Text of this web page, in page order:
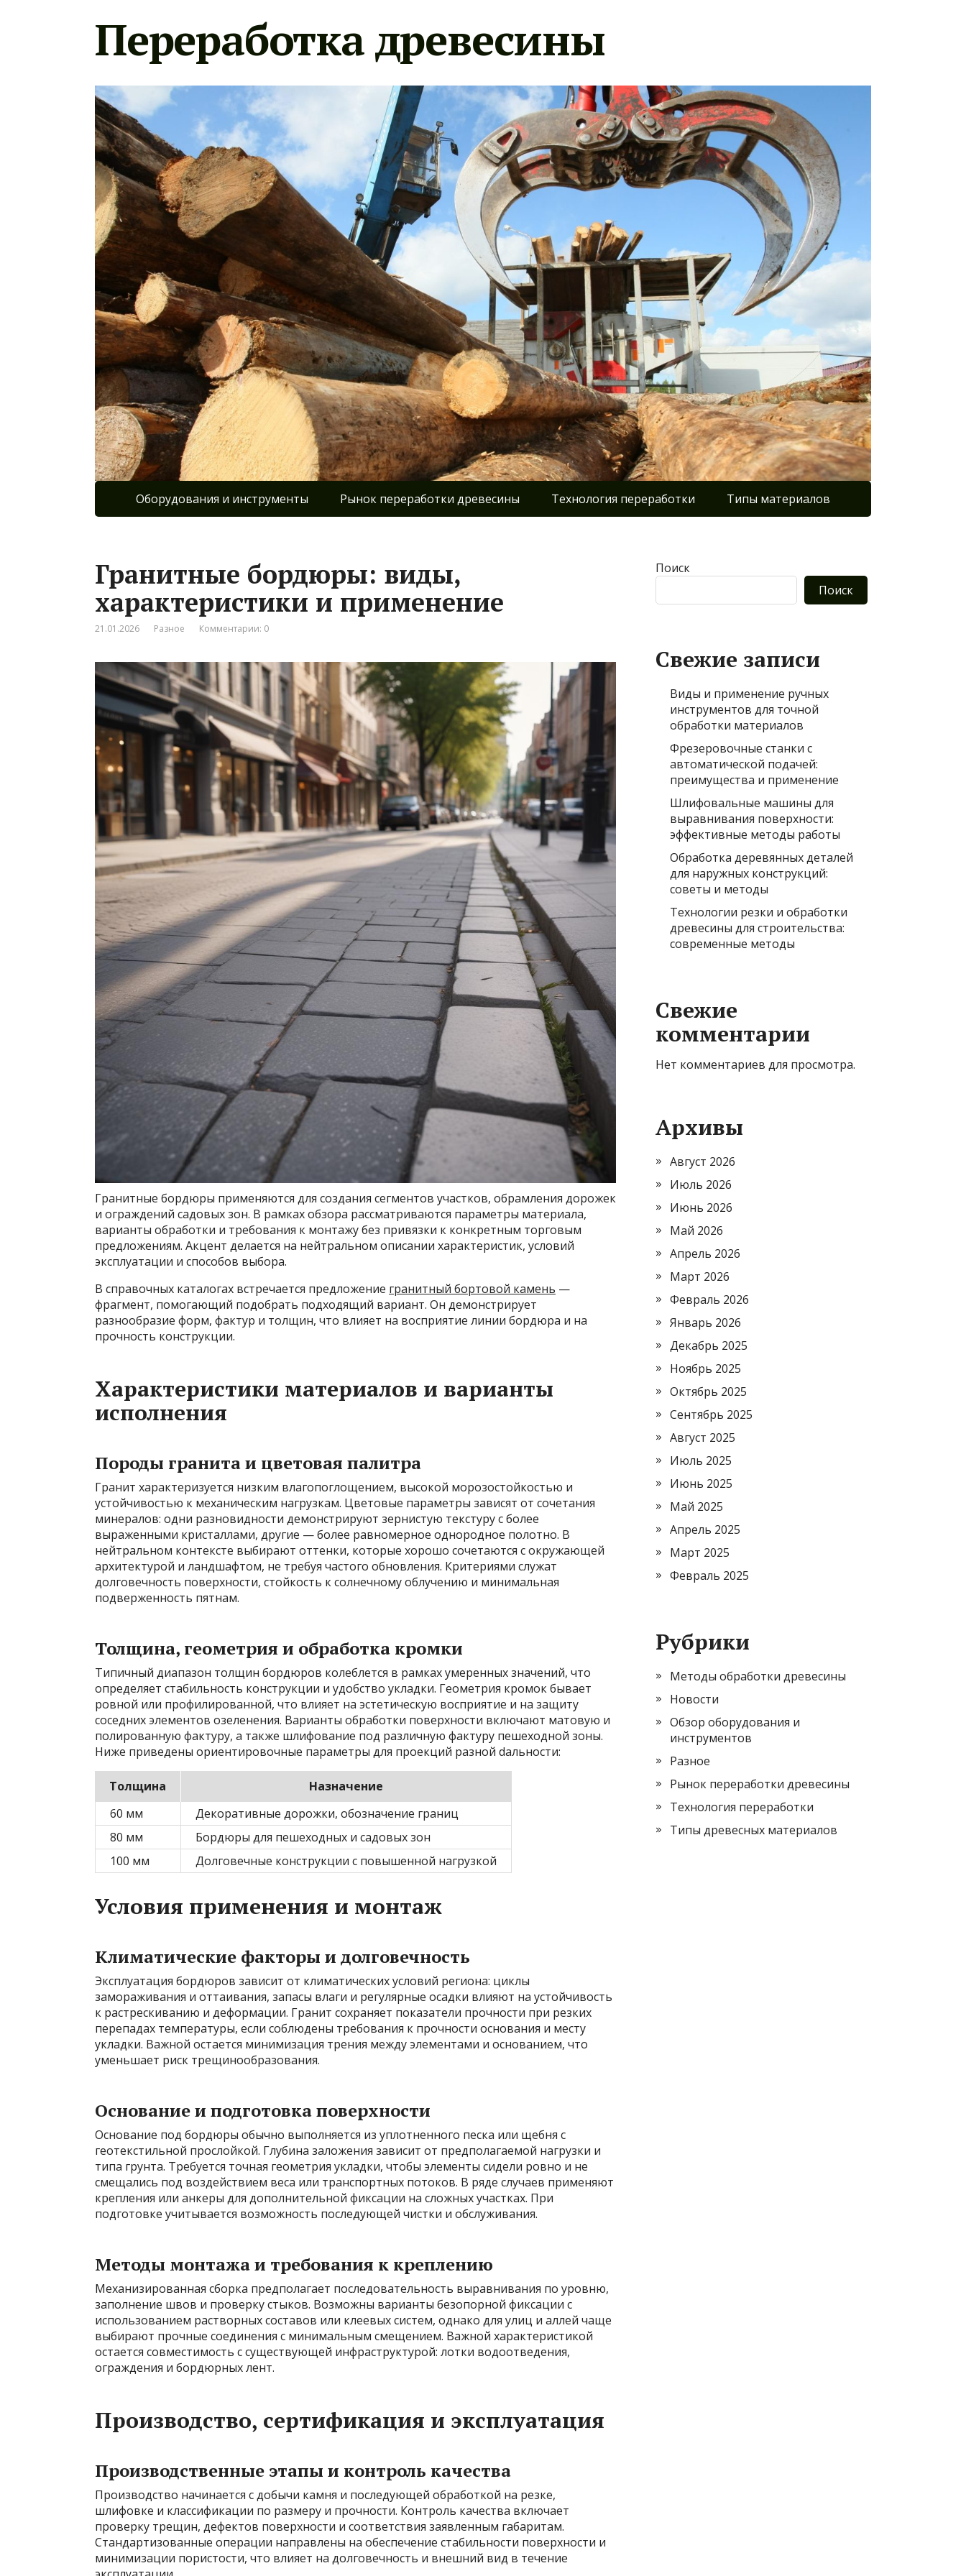
Переработка древесины
Оборудования и инструменты Рынок переработки древесины Технология переработки Типы материалов
Гранитные бордюры: виды,
характеристики и применение
21.01.2026 Разное Комментарии: 0
Гранитные бордюры применяются для создания сегментов участков, обрамления дорожек
и ограждений садовых зон. В рамках обзора рассматриваются параметры материала,
варианты обработки и требования к монтажу без привязки к конкретным торговым
предложениям. Акцент делается на нейтральном описании характеристик, условий
эксплуатации и способов выбора.
В справочных каталогах встречается предложение гранитный бортовой камень —
фрагмент, помогающий подобрать подходящий вариант. Он демонстрирует
разнообразие форм, фактур и толщин, что влияет на восприятие линии бордюра и на
прочность конструкции.
Характеристики материалов и варианты
исполнения
Породы гранита и цветовая палитра
Гранит характеризуется низким влагопоглощением, высокой морозостойкостью и
устойчивостью к механическим нагрузкам. Цветовые параметры зависят от сочетания
минералов: одни разновидности демонстрируют зернистую текстуру с более
выраженными кристаллами, другие — более равномерное однородное полотно. В
нейтральном контексте выбирают оттенки, которые хорошо сочетаются с окружающей
архитектурой и ландшафтом, не требуя частого обновления. Критериями служат
долговечность поверхности, стойкость к солнечному облучению и минимальная
подверженность пятнам.
Толщина, геометрия и обработка кромки
Типичный диапазон толщин бордюров колеблется в рамках умеренных значений, что
определяет стабильность конструкции и удобство укладки. Геометрия кромок бывает
ровной или профилированной, что влияет на эстетическую восприятие и на защиту
соседних элементов озеленения. Варианты обработки поверхности включают матовую и
полированную фактуру, а также шлифование под различную фактуру пешеходной зоны.
Ниже приведены ориентировочные параметры для проекций разной daльности:
Толщина
Назначение
60 мм
Декоративные дорожки, обозначение границ
80 мм
Бордюры для пешеходных и садовых зон
100 мм
Долговечные конструкции с повышенной нагрузкой
Условия применения и монтаж
Климатические факторы и долговечность
Эксплуатация бордюров зависит от климатических условий региона: циклы
замораживания и оттаивания, запасы влаги и регулярные осадки влияют на устойчивость
к растрескиванию и деформации. Гранит сохраняет показатели прочности при резких
перепадах температуры, если соблюдены требования к прочности основания и месту
укладки. Важной остается минимизация трения между элементами и основанием, что
уменьшает риск трещинообразования.
Основание и подготовка поверхности
Основание под бордюры обычно выполняется из уплотненного песка или щебня с
геотекстильной прослойкой. Глубина заложения зависит от предполагаемой нагрузки и
типа грунта. Требуется точная геометрия укладки, чтобы элементы сидели ровно и не
смещались под воздействием веса или транспортных потоков. В ряде случаев применяют
крепления или анкеры для дополнительной фиксации на сложных участках. При
подготовке учитывается возможность последующей чистки и обслуживания.
Методы монтажа и требования к креплению
Механизированная сборка предполагает последовательность выравнивания по уровню,
заполнение швов и проверку стыков. Возможны варианты безопорной фиксации с
использованием растворных составов или клеевых систем, однако для улиц и аллей чаще
выбирают прочные соединения с минимальным смещением. Важной характеристикой
остается совместимость с существующей инфраструктурой: лотки водоотведения,
ограждения и бордюрных лент.
Производство, сертификация и эксплуатация
Производственные этапы и контроль качества
Производство начинается с добычи камня и последующей обработкой на резке,
шлифовке и классификации по размеру и прочности. Контроль качества включает
проверку трещин, дефектов поверхности и соответствия заявленным габаритам.
Стандартизованные операции направлены на обеспечение стабильности поверхности и
минимизации пористости, что влияет на долговечность и внешний вид в течение
Поиск
Поиск
Свежие записи
Виды и применение ручных
инструментов для точной
обработки материалов
Фрезеровочные станки с
автоматической подачей:
преимущества и применение
Шлифовальные машины для
выравнивания поверхности:
эффективные методы работы
Обработка деревянных деталей
для наружных конструкций:
советы и методы
Технологии резки и обработки
древесины для строительства:
современные методы
Свежие
комментарии
Нет комментариев для просмотра.
Архивы
Август 2026
Июль 2026
Июнь 2026
Май 2026
Апрель 2026
Март 2026
Февраль 2026
Январь 2026
Декабрь 2025
Ноябрь 2025
Октябрь 2025
Сентябрь 2025
Август 2025
Июль 2025
Июнь 2025
Май 2025
Апрель 2025
Март 2025
Февраль 2025
Рубрики
Методы обработки древесины
Новости
Обзор оборудования и
инструментов
Разное
Рынок переработки древесины
Технология переработки
Типы древесных материалов